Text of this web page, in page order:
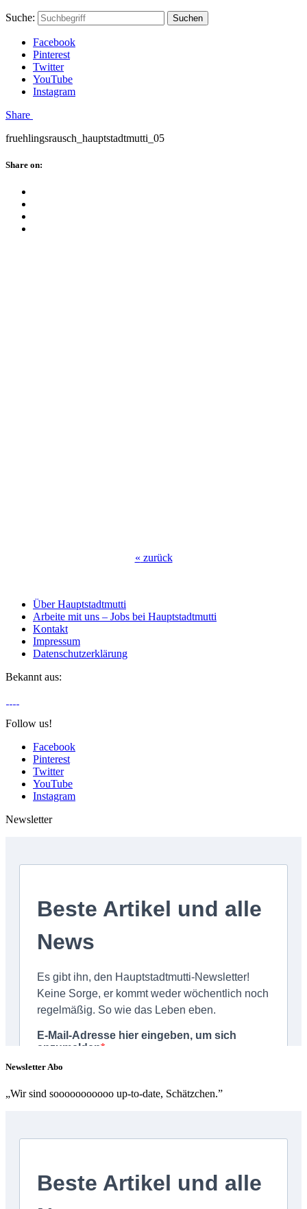
Skip
content
Hauptstadtmutti
Schließen
Search
Schließen
Suche: Suchen
Facebook
Pinterest
Twitter
YouTube
Instagram
Menü
Share
fruehlingsrausch_hauptstadtmutti_05
Schließen
Share on:
« zurück
Über Hauptstadtmutti
Arbeite mit uns – Jobs bei Hauptstadtmutti
Kontakt
Impressum
Datenschutzerklärung
Bekannt aus:
Follow us!
Facebook
Pinterest
Twitter
YouTube
Instagram
Newsletter
Newsletter Abo
„Wir sind sooooooooooo up-to-date, Schätzchen.”